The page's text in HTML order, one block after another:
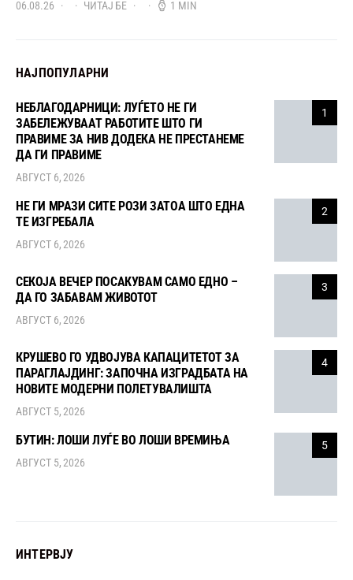
06.08.26 ЧИТАЈ БЕ 1 MIN
НАЈПОПУЛАРНИ
1
НЕБЛАГОДАРНИЦИ: ЛУЃЕТО НЕ ГИ
ЗАБЕЛЕЖУВААТ РАБОТИТЕ ШТО ГИ
ПРАВИМЕ ЗА НИВ ДОДЕКА НЕ ПРЕСТАНЕМЕ
ДА ГИ ПРАВИМЕ
АВГУСТ 6, 2026
2
НЕ ГИ МРАЗИ СИТЕ РОЗИ ЗАТОА ШТО ЕДНА
ТЕ ИЗГРЕБАЛА
АВГУСТ 6, 2026
3
СЕКОЈА ВЕЧЕР ПОСАКУВАМ САМО ЕДНО –
ДА ГО ЗАБАВАМ ЖИВОТОТ
АВГУСТ 6, 2026
4
КРУШЕВО ГО УДВОЈУВА КАПАЦИТЕТОТ ЗА
ПАРАГЛАЈДИНГ: ЗАПОЧНА ИЗГРАДБАТА НА
НОВИТЕ МОДЕРНИ ПОЛЕТУВАЛИШТА
АВГУСТ 5, 2026
5
БУТИН: ЛОШИ ЛУЃЕ ВО ЛОШИ ВРЕМИЊА
АВГУСТ 5, 2026
ИНТЕРВЈУ